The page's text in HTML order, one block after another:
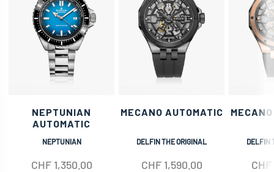
NEPTUNIAN
AUTOMATIC
NEPTUNIAN
CHF1,350.00
MECANO AUTOMATIC
DELFIN THE ORIGINAL
CHF1,590.00
DELFIN
CHF